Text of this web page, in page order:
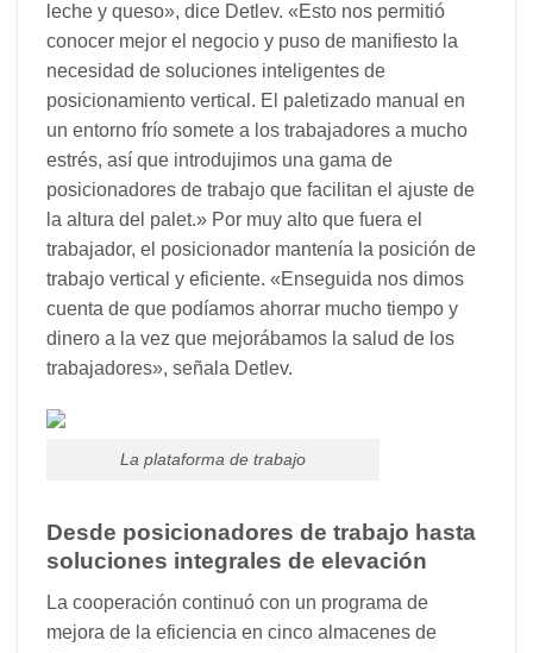
leche y queso», dice Detlev. «Esto nos permitió
conocer mejor el negocio y puso de manifiesto la
necesidad de soluciones inteligentes de
posicionamiento vertical. El paletizado manual en
un entorno frío somete a los trabajadores a mucho
estrés, así que introdujimos una gama de
posicionadores de trabajo que facilitan el ajuste de
la altura del palet.» Por muy alto que fuera el
trabajador, el posicionador mantenía la posición de
trabajo vertical y eficiente. «Enseguida nos dimos
cuenta de que podíamos ahorrar mucho tiempo y
dinero a la vez que mejorábamos la salud de los
trabajadores», señala Detlev.
La plataforma de trabajo
Desde posicionadores de trabajo hasta
soluciones integrales de elevación
La cooperación continuó con un programa de
mejora de la eficiencia en cinco almacenes de